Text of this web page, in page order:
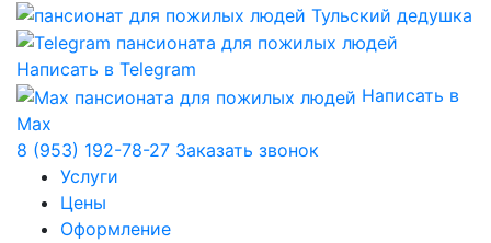
Написать в Telegram
Написать в
Max
8 (953) 192-78-27 Заказать звонок
Услуги
Цены
Оформление